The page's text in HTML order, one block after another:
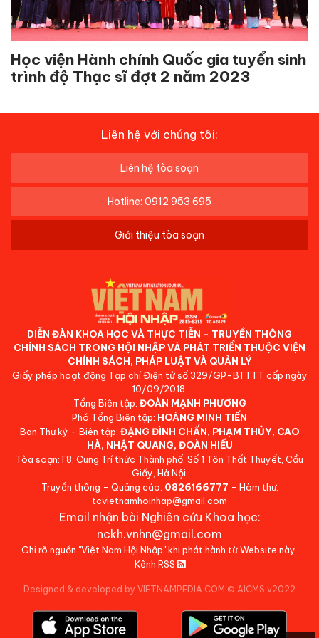
Học viện Hành chính Quốc gia tuyển sinh
trình độ Thạc sĩ đợt 2 năm 2023
Liên hệ với chúng tôi:
Liên hệ tòa soạn
Hotline: 0912 953 695
Giới thiệu tòa soạn
DIỄN ĐÀN KHOA HỌC VÀ THỰC TIỄN - TRUYỀN THÔNG
CHÍNH SÁCH TRONG HỘI NHẬP VÀ PHÁT TRIỂN THUỘC VIỆN
CHÍNH SÁCH, PHÁP LUẬT VÀ QUẢN LÝ
Giấy phép hoạt động Tạp chí Điện tử số 329/GP-BTTTT cấp ngày
10/09/2018.
Tổng Biên tập: ĐOÀN MẠNH PHƯƠNG
Phó Tổng Biên tập: HOÀNG MINH TIẾN
Ban Thư ký - Biên tập: ĐẶNG ĐÌNH CHẤN, PHẠM THỦY, CAO
HÀ, NHẬT QUANG, ĐOÀN HIẾU
Tòa soạn:T8, Cung Trí thức Thành phố, Số 1 Tôn Thất Thuyết, Cầu
Giấy, Hà Nội.
Truyền thông - Quảng cáo: 0826166777 - Hòm thư:
tcvietnamhoinhap@gmail.com
Email nhận bài Nghiên cứu Khoa học:
nckh.vnhn@gmail.com
Ghi rõ nguồn "Việt Nam Hội Nhập" khi phát hành từ Website này.
Kênh RSS
Designed & developed by VIETNAMPEDIA.COM © AICMS v2022